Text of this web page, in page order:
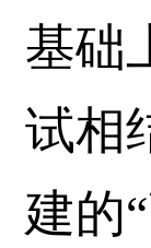
基础
试相
建的